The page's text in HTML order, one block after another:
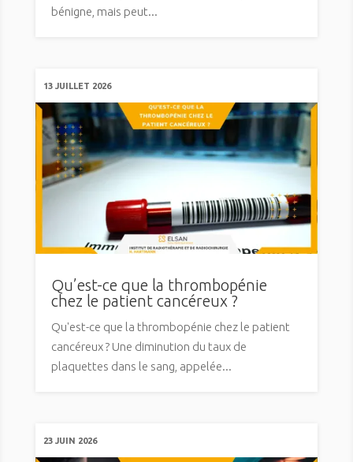
bénigne, mais peut...
13 JUILLET 2026
Qu’est-ce que la thrombopénie
chez le patient cancéreux ?
Qu'est-ce que la thrombopénie chez le patient
cancéreux ? Une diminution du taux de
plaquettes dans le sang, appelée...
23 JUIN 2026